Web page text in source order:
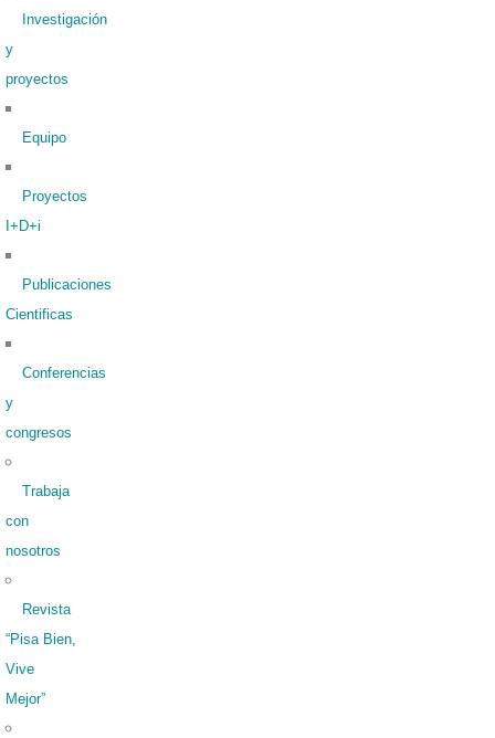
Investigación
y
proyectos
Equipo
Proyectos
I+D+i
Publicaciones
Cientificas
Conferencias
y
congresos
Trabaja
con
nosotros
Revista
“Pisa Bien,
Vive
Mejor”